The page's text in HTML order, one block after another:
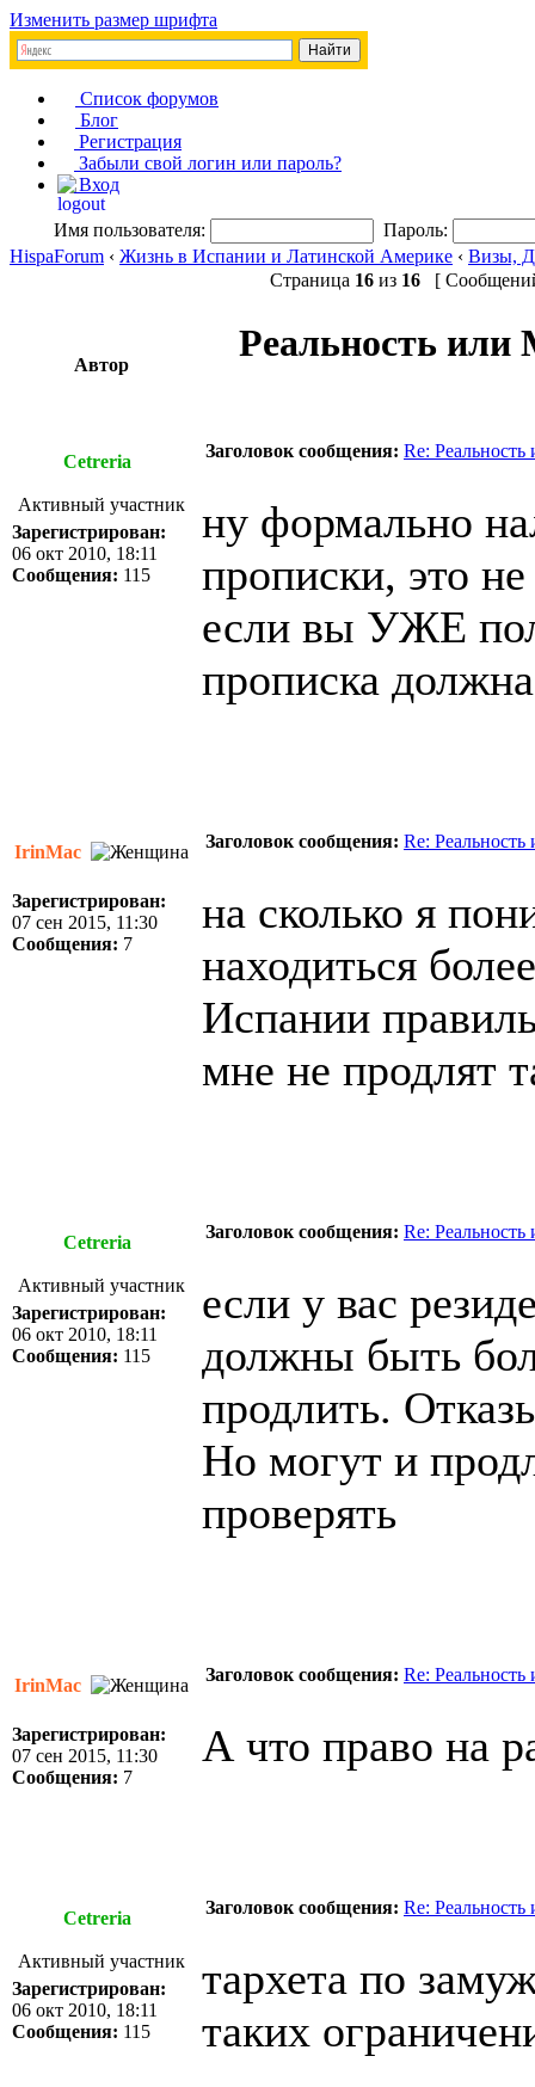
Изменить размер шрифта
Список форумов
Блог
Регистрация
Забыли свой логин или пароль?
Вход
Имя пользователя:
Пароль:
HispaForum ‹ Жизнь в Испании и Латинской Америке ‹ Визы,
Страница 16 из 16 [
Автор
Реальность
Cetreria
Заголовок сообщения: Re:
Активный участник
Зарегистрирован:
06 окт 2010, 18:11
Сообщения: 115
ну формально
прописки, это
если вы УЖЕ
прописка
IrinMac
Заголовок сообщения: Re:
Зарегистрирован:
07 сен 2015, 11:30
Сообщения: 7
на сколько я
находиться
Испании
мне не продлят
Cetreria
Заголовок сообщения: Re:
Активный участник
Зарегистрирован:
06 окт 2010, 18:11
Сообщения: 115
если у вас
должны быть
продлить.
Но могут и
проверять
IrinMac
Заголовок сообщения: Re:
Зарегистрирован:
07 сен 2015, 11:30
Сообщения: 7
А что право на
Cetreria
Заголовок сообщения: Re:
Активный участник
Зарегистрирован:
06 окт 2010, 18:11
Сообщения: 115
тархета по
таких